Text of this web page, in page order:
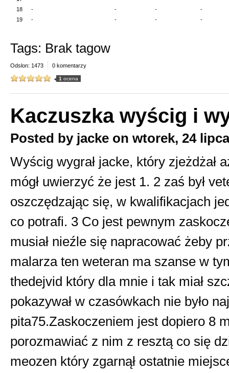
18
- - -
-
19
- - - -
Tags: Brak tagow
Odslon: 1473 0 komentarzy
1 ocena
Kaczuszka wyścig i
Posted by jacke on wtorek, 24
Wyścig wygrał jacke, który zjeżdżał
mógł uwierzyć że jest 1. 2 zaś był
oszczędzając się, w kwalifikacjach
co potrafi. 3 Co jest pewnym
musiał nieźle się napracować żeby
malarza ten weteran ma szanse w
thedejvid który dla mnie i tak miał
pokazywał w czasówkach nie było
pita75.Zaskoczeniem jest dopiero 8
porozmawiać z nim z resztą co się
meozen który zgarnął ostatnie